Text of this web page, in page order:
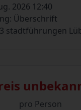
2026 12:40
Überschrift
stadtführungen
pro Person